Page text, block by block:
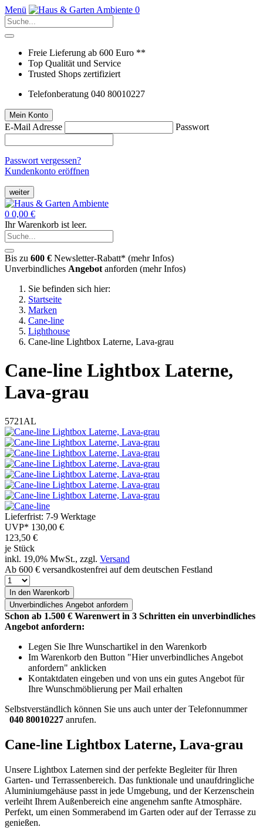
Menü 0
Freie Lieferung ab 600 Euro **
Top Qualität und Service
Trusted Shops zertifiziert
Telefonberatung 040 80010227
Mein Konto
E-Mail Adresse Passwort
Passwort vergessen?
Kundenkonto eröffnen
weiter
0 0,00 €
Ihr Warenkorb ist leer.
Bis zu 600 € Newsletter-Rabatt* (mehr Infos)
Unverbindliches Angebot anforden (mehr Infos)
Sie befinden sich hier:
Startseite
Marken
Cane-line
Lighthouse
Cane-line Lightbox Laterne, Lava-grau
Cane-line Lightbox Laterne,
Lava-grau
5721AL
Lieferfrist: 7-9 Werktage
UVP* 130,00 €
123,50 €
je Stück
inkl. 19,0% MwSt., zzgl. Versand
Ab 600 € versandkostenfrei auf dem deutschen Festland
In den Warenkorb
Unverbindliches Angebot anfordern
Schon ab 1.500 € Warenwert in 3 Schritten ein unverbindliches
Angebot anfordern:
Legen Sie Ihre Wunschartikel in den Warenkorb
Im Warenkorb den Button "Hier unverbindliches Angebot
anfordern" anklicken
Kontaktdaten eingeben und von uns ein gutes Angebot für
Ihre Wunschmöblierung per Mail erhalten
Selbstverständlich können Sie uns auch unter der Telefonnummer
040 80010227 anrufen.
Cane-line Lightbox Laterne, Lava-grau
Unsere Lightbox Laternen sind der perfekte Begleiter für Ihren
Garten- und Terrassenbereich. Das funktionale und unaufdringliche
Aluminiumgehäuse passt in jede Umgebung, und der Kerzenschein
verleiht Ihrem Außenbereich eine angenehm sanfte Atmosphäre.
Perfekt, um einen Sommerabend im Garten oder auf der Terrasse zu
genießen.